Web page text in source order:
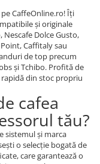
CaffeOnline.ro! Îți
și originale
Dolce Gusto,
Caffitaly sau
de top precum
și Tchibo. Profită de
din stoc propriu
cafea
tău?
sistemul și marca
o selecție bogată de
care garantează o